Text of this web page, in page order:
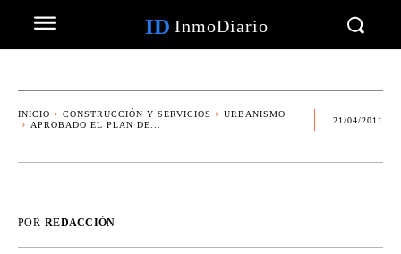
ID InmoDiario
INICIO CONSTRUCCIÓN Y SERVICIOS
URBANISMO
APROBADO EL PLAN DE...
21/04/2011
POR REDACCIÓN